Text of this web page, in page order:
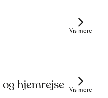
Vis mere
hjemrejse Vis mere